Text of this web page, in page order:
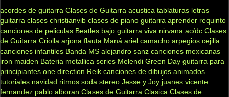
acordes de guitarra Clases de Guitarra acustica tablaturas letras
guitarra clases christianvib clases de piano guitarra aprender requinto
canciones de peliculas Beatles bajo guitarra viva nirvana ac/dc Clases
de Guitarra Criolla arjona flauta Maná ariel camacho arpegios cejilla
canciones infantiles Banda MS alejandro sanz canciones mexicanas
iron maiden Bateria metallica series Melendi Green Day guitarra para
principiantes one direction Reik canciones de dibujos animados
tutoriales navidad ritmos soda stereo Jesse y Joy juanes vicente
fernandez pablo alboran Clases de Guitarra Clasica Clases de